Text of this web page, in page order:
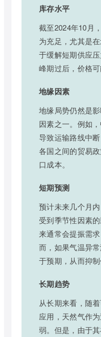
库存水平
截至2024年10月
为充足，尤其是
于缓解短期供应
峰期过后，价格可
地缘因素
地缘局势仍然是
因素之一。例如
导致运输路线中
各国之间的贸易
口成本。
短期预测
预计未来几个月
受到季节性因素
来通常会提振需
而，如果气温异
于预期，从而抑制
长期趋势
从长期来看，随
应用，天然气作
弱。但是，由于